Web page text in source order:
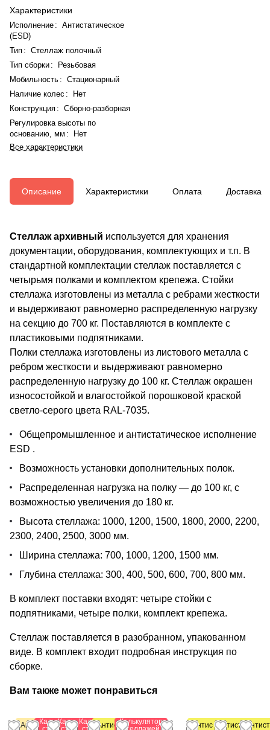
Характеристики
Исполнение : Антистатическое
(ESD)
Тип : Стеллаж полочный
Тип сборки:
Резьбовая
Мобильность : Стационарный
Наличие колес :
Нет
Конструкция : Сборно-разборная
Регулировка высоты по
основанию, мм :
Нет
Все характеристики
Описание Характеристики Оплата Доставка
Стеллаж архивный используется для хранения
документации, оборудования, комплектующих и т.п. В
стандартной комплектации стеллаж поставляется с
четырьмя полками и комплектом крепежа. Стойки
стеллажа изготовлены из металла с ребрами жесткости
и выдерживают равномерно распределенную нагрузку
на секцию до 700 кг. Поставляются в комплекте с
пластиковыми подпятниками.
Полки стеллажа изготовлены из листового металла с
ребром жесткости и выдерживают равномерно
распределенную нагрузку до 100 кг. Стеллаж окрашен
износостойкой и влагостойкой порошковой краской
светло-серого цвета RAL-7035.
Общепромышленное и антистатическое исполнение
ESD .
Возможность установки дополнительных полок.
Распределенная нагрузка на полку — до 100 кг, с
возможностью увеличения до 180 кг.
Высота стеллажа: 1000, 1200, 1500, 1800, 2000, 2200,
2300, 2400, 2500, 3000 мм.
Ширина стеллажа: 700, 1000, 1200, 1500 мм.
Глубина стеллажа: 300, 400, 500, 600, 700, 800 мм.
В комплект поставки входят: четыре стойки с
подпятниками, четыре полки, комплект крепежа.
Стеллаж поставляется в разобранном, упакованном
виде. В комплект входит подробная инструкция по
сборке.
Вам также может понравиться
АкцияКалькулятор
КалькуляторКалькулятор
Антистатический
Калькулятор
Антистатический